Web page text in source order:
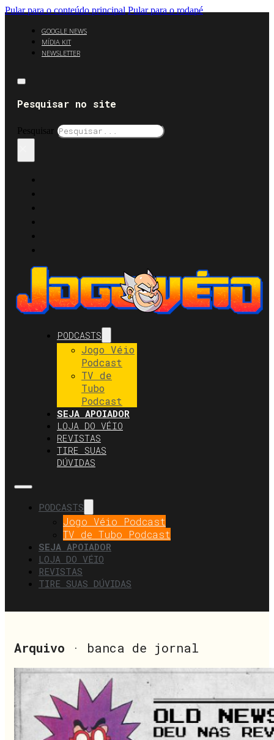
Pular para o conteúdo principal Pular para o rodapé
GOOGLE NEWS
MÍDIA KIT
NEWSLETTER
Pesquisar no site
Pesquisar
PODCASTS
Jogo Véio
Podcast
TV de
Tubo
Podcast
SEJA APOIADOR
LOJA DO VÉIO
REVISTAS
TIRE SUAS
DÚVIDAS
PODCASTS
Jogo Véio Podcast
TV de Tubo Podcast
SEJA APOIADOR
LOJA DO VÉIO
REVISTAS
TIRE SUAS DÚVIDAS
Arquivo · banca de jornal